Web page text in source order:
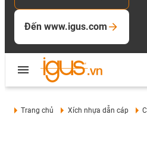
Đến www.igus.com
Trang chủ Xích nhựa dẫn cáp